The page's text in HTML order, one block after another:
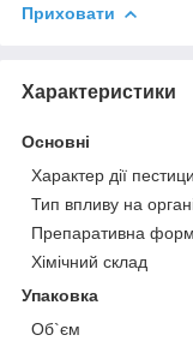
Приховати
Характеристики
Основні
Характер дії
Тип впливу на
Препаративна
Хімічний склад
Упаковка
Об`єм